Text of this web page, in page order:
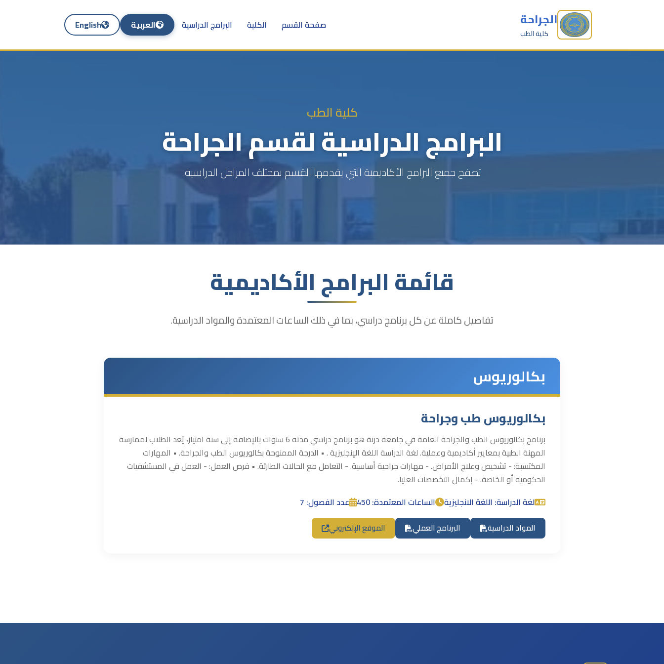
الجراحة
كلية الطب
صفحة القسم الكلية البرامج الدراسية العربية English
كلية الطب
البرامج الدراسية لقسم الجراحة
تصفح جميع البرامج الأكاديمية التي يقدمها القسم بمختلف المراحل الدراسية.
قائمة البرامج الأكاديمية
تفاصيل كاملة عن كل برنامج دراسي، بما في ذلك الساعات المعتمدة والمواد الدراسية.
بكالوريوس
بكالوريوس طب وجراحة
برنامج بكالوريوس الطب والجراحة العامة في جامعة درنة هو برنامج دراسي مدته 6 سنوات بالإضافة إلى سنة امتياز، يُعد الطلاب لممارسة
المهنة الطبية بمعايير أكاديمية وعملية. لغة الدراسة اللغة الإنجليزية . • الدرجة الممنوحة بكالوريوس الطب والجراحة. • المهارات
المكتسبة: - تشخيص وعلاج الأمراض. - مهارات جراحية أساسية. - التعامل مع الحالات الطارئة. • فرص العمل: - العمل في المستشفيات
الحكومية أو الخاصة. - إكمال التخصصات العليا.
لغة الدراسة: اللغة الانجليزية
الساعات المعتمدة: 450 عدد الفصول: 7
المواد الدراسية البرنامج العملي الموقع الإلكتروني